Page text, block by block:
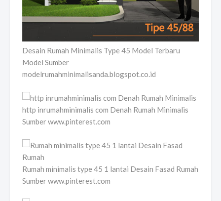
Desain Rumah Minimalis Type 45 Model Terbaru
Model Sumber
modelrumahminimalisanda.blogspot.co.id
http inrumahminimalis com Denah Rumah Minimalis
Sumber www.pinterest.com
Rumah minimalis type 45 1 lantai Desain Fasad Rumah
Sumber www.pinterest.com